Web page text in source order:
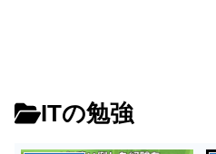
ITの勉強